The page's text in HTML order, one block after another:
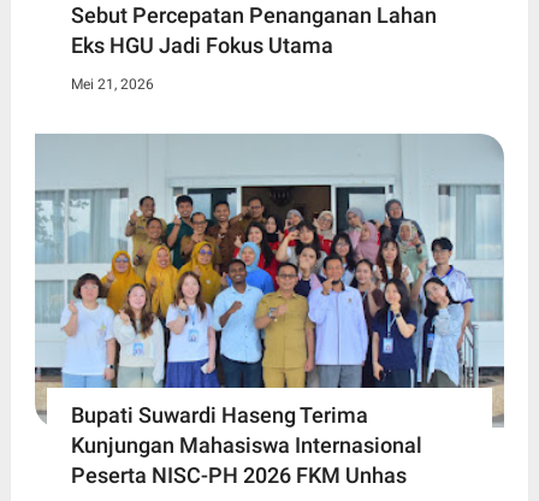
Sebut Percepatan Penanganan Lahan
Eks HGU Jadi Fokus Utama
Mei 21, 2026
Bupati Suwardi Haseng Terima
Kunjungan Mahasiswa Internasional
Peserta NISC-PH 2026 FKM Unhas